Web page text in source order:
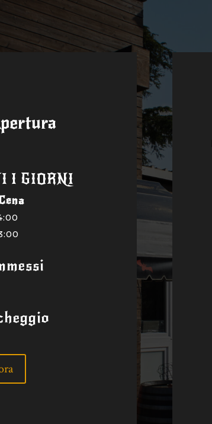
I GIORNI